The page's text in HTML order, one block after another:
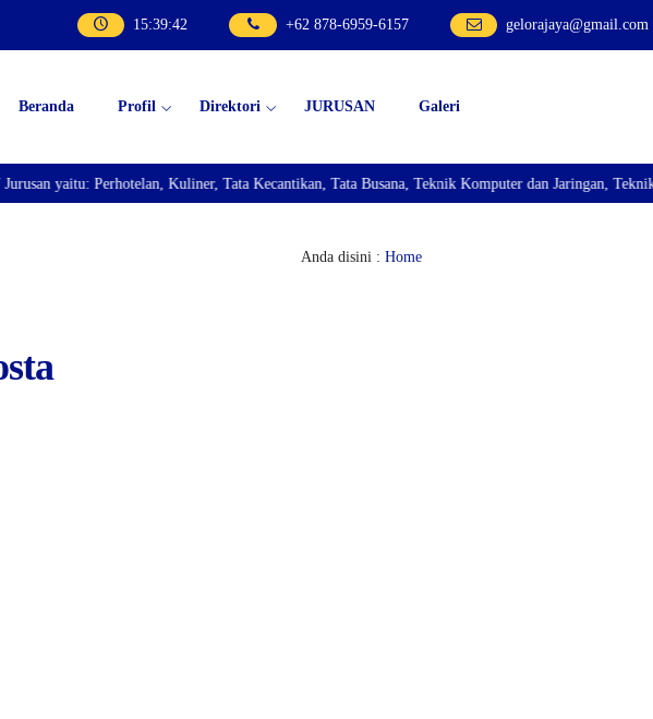
15:39:43 +62 878-6959-6157 gelorajaya@gmail.com
Beranda Profil Direktori JURUSAN Galeri
yaitu: Perhotelan, Kuliner, Tata Kecantikan, Tata Busana, Teknik Komputer dan Jaringan, Teknik
Anda disini : Home